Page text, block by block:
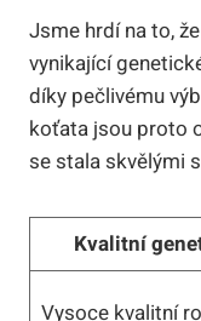
Jsme hrdí na to,
vynikající
díky pečlivému
koťata jsou proto
se⁣ stala skvělými
Kvalitní
Vysoce kvalitní